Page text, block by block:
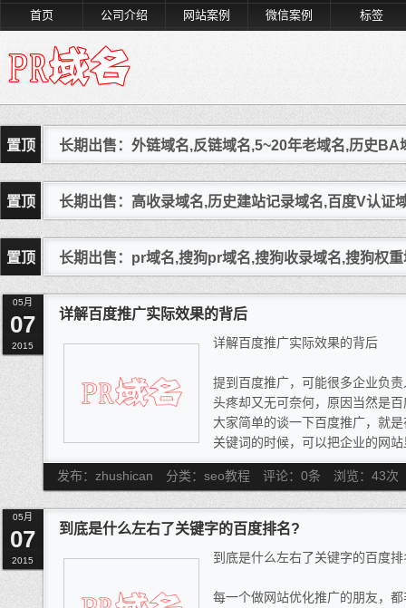
首页 公司介绍 网站案例 微信案例 标签
置顶 长期出售：外链域名,反链域名,5~20年老域名,历史BA
置顶 长期出售：高收录域名,历史建站记录域名,百度V认证
置顶 长期出售：pr域名,搜狗pr域名,搜狗收录域名,搜狗权
05月
07
2015
详解百度推广实际效果的背后
详解百度推广实际效果的背后
提到百度推广，可能很多企业负
头疼却又无可奈何，原因当然是
大家简单的谈一下百度推广，就
关键词的时候，可以把企业的网
多网民可以看的到。百度推广的
间内可以让你的网站名列前茅，
在第一位，而且关键词的数量基
因为百度符合国内网民的搜索
始一个关键词每次点击量的3角钱
词一次的点击费用按5块钱来算，
发布：zhushican 分类：seo教程 评论：0条 浏览： 43次
05月
07
2015
到底是什么左右了关键字的百度排名?
到底是什么左右了关键字的百度
每一个做网站优化推广的朋友，